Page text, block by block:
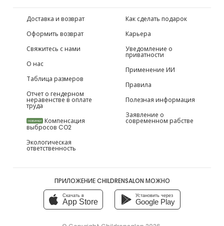
Доставка и возврат
Оформить возврат
Свяжитесь с нами
О нас
Таблица размеров
Отчет о гендерном
неравенстве в оплате
труда
НОВИНКИ Компенсация
выбросов CO2
Экологическая
ответственность
Как сделать подарок
Карьера
Уведомление о
приватности
Применение ИИ
Правила
Полезная информация
Заявление о
современном рабстве
ПРИЛОЖЕНИЕ CHILDRENSALON МОЖНО
Скачать в
App Store
Установить через
Google Play